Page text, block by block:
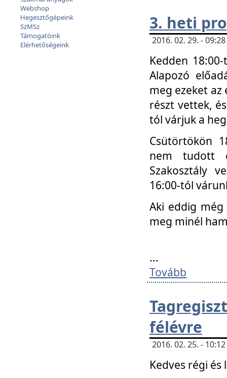
Webshop
Hegesztőgépeink
SzMSz
Támogatóink
Elérhetőségeink
3. heti
2016. 02. 29. -
Kedden
Alapozó
meg ezeket
részt vettek,
tól várjuk a
Csütörtökön
nem tudott
Szakosztály
16:00-tól
Aki eddig
meg minél
...
Tovább
félévre
2016. 02. 25. -
Kedves régi